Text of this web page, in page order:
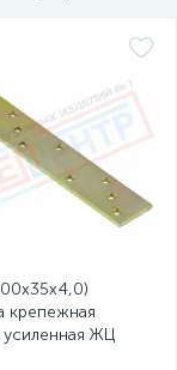
крепежная
ЖЦ